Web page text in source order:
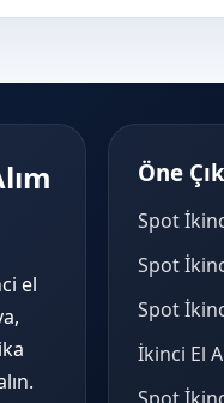
el
Öne
Spot
Spot
Spot
İkinci El